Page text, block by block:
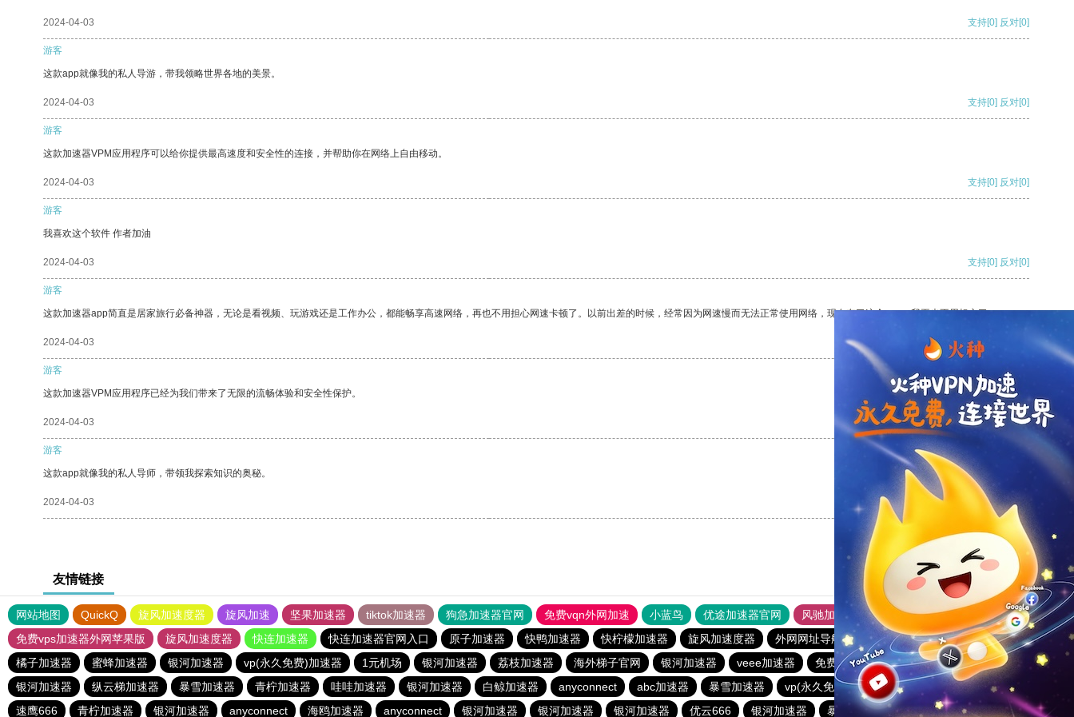
2024-04-03 支持[0] 反对[0]
游客
这款app就像我的私人导游，带我领略世界各地的美景。
2024-04-03 支持[0] 反对[0]
游客
这款加速器VPM应用程序可以给你提供最高速度和安全性的连接，并帮助你在网络上自由移动。
2024-04-03 支持[0] 反对[0]
游客
我喜欢这个软件 作者加油
2024-04-03 支持[0] 反对[0]
游客
这款加速器app简直是居家旅行必备神器，无论是看视频、玩游戏还是工作办公，都能畅享高速网络，再也不用担心网速卡顿了。以前出差的时候，经常因为网速慢而无法正常使用网络，现在有了这个app，我再也不用担心了。
2024-04-03 支持
游客
这款加速器VPM应用程序已经为我们带来了无限的流畅体验和安全性保护。
2024-04-03 支持[0] 反对[0]
游客
这款app就像我的私人导师，带领我探索知识的奥秘。
2024-04-03 支持[0] 反对[0]
友情链接
网站地图 QuickQ 旋风加速度器 旋风加速 坚果加速器 tiktok加速器 狗急加速器官网 免费vqn外网加速 小蓝鸟 优途加速器官网 风驰加速器
旋风加速器
免费vps加速器外网苹果版
旋风加速度器 快连加速器 快连加速器官网入口 原子加速器 快鸭加速器 快柠檬加速器 旋风加速度器 外网网址导航 软件中心
vp(永久免费)加速器
橘子加速器
蜜蜂加速器 银河加速器 vp(永久免费)加速器 1元机场 银河加速器 荔枝加速器 海外梯子官网 银河加速器 veee加速器 免费海外pvn加速器
银河加速器
银河加速器
纵云梯加速器 暴雪加速器 青柠加速器 哇哇加速器 银河加速器 白鲸加速器 anyconnect abc加速器 暴雪加速器 vp(永久免费)加速器 anyconnect
银河加速器
速鹰666
青柠加速器 银河加速器 anyconnect 海鸥加速器 anyconnect 银河加速器 银河加速器 银河加速器 优云666 银河加速器 暴雪加速器 ikuuu.me加速器官网